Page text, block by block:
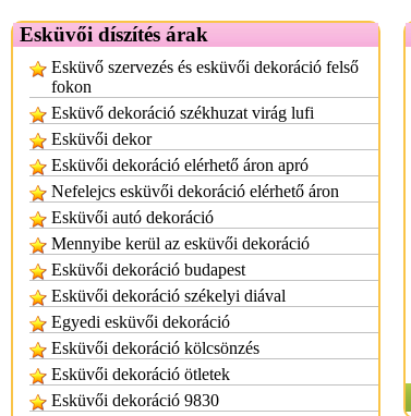
Esküvői díszítés árak
Esküvő szervezés és esküvői dekoráció felső
fokon
Esküvő dekoráció székhuzat virág lufi
Esküvői dekor
Esküvői dekoráció elérhető áron apró
Nefelejcs esküvői dekoráció elérhető áron
Esküvői autó dekoráció
Mennyibe kerül az esküvői dekoráció
Esküvői dekoráció budapest
Esküvői dekoráció székelyi diával
Egyedi esküvői dekoráció
Esküvői dekoráció kölcsönzés
Esküvői dekoráció ötletek
Esküvői dekoráció 9830